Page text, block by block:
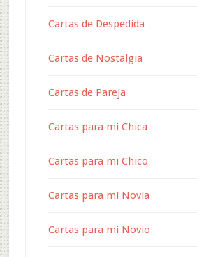
Cartas de Despedida
Cartas de Nostalgia
Cartas de Pareja
Cartas para mi Chica
Cartas para mi Chico
Cartas para mi Novia
Cartas para mi Novio